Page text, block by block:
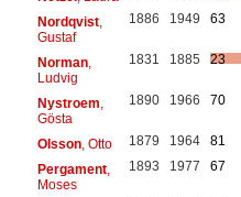
Nordqvist,
Gustaf
1886 1949 63
Norman,
Ludvig
1831 1885 23
Nystroem
Gösta
1890 1966 70
Olsson, Otto 1879 1964
81
Pergament,
Moses
1893 1977 67